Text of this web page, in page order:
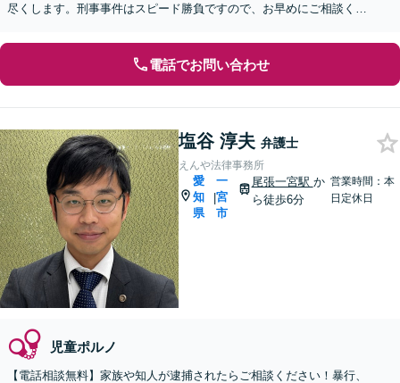
尽くします。刑事事件はスピード勝負ですので、お早めにご相談くだ
電話でお問い合わせ
塩谷 淳夫 弁護士
えんや法律事務所
愛
知
県
|
一
宮
市
尾張一宮駅 か
ら徒歩6分
営業時間：本
日定休日
児童ポルノ
【電話相談無料】家族や知人が逮捕されたらご相談ください！暴行、